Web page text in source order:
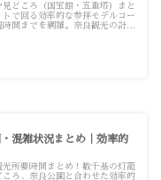
どころ（国宝館・五重塔）まと
で回る効率的な参拝モデルコー
間までを網羅。奈良観光の計画
混雑状況まとめ｜効率的
所要時間まとめ！数千基の灯籠
ろ、奈良公園と合わせた効率的